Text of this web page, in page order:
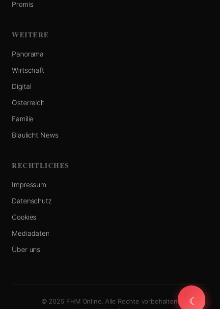
Promis
WEITERE
Panorama
Wirtschaft
Digital
Österreich
Familie
Blaulicht News
RECHTLICHES
Impressum
Datenschutz
Cookies
Mediadaten
Über uns
© 2026 FHM Online. Alle Rechte vorbehalten.
☾
☾